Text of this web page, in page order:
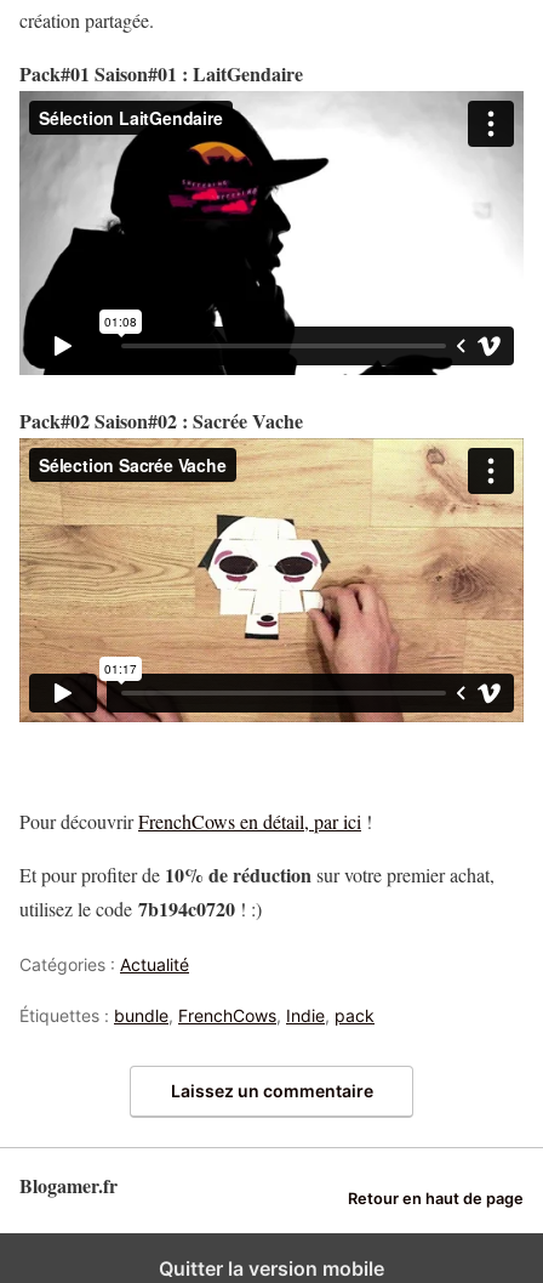
création partagée.
Pack#01 Saison#01 : LaitGendaire
Pack#02 Saison#02 : Sacrée Vache
Pour découvrirFrenchCows en détail, par ici !
Et pour profiter de 10% de réduction sur votre premier achat,
utilisez le code 7b194c0720 ! :)
Catégories : Actualité
Étiquettes : bundle, FrenchCows, Indie, pack
Laissez un commentaire
Blogamer.fr Retour en haut de page
Quitter la version mobile